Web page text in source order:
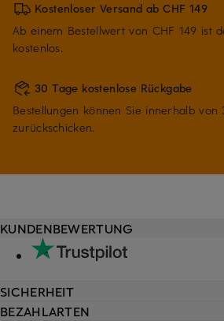
Kostenloser Versand ab CHF 149
Ab einem Bestellwert von CHF 149 ist
kostenlos.
30 Tage kostenlose Rückgabe
Bestellungen können Sie innerhalb von
zurückschicken.
KUNDENBEWERTUNG
SICHERHEIT
BEZAHLARTEN